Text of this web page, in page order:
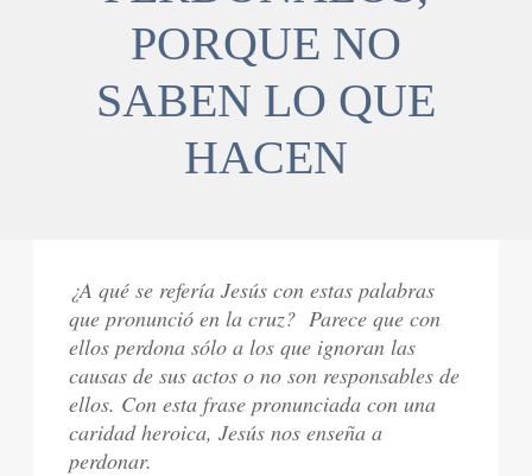
PORQUE NO
SABEN LO QUE
HACEN
¿A qué se refería Jesús con estas palabras
que pronunció en la cruz? Parece que con
ellos perdona sólo a los que ignoran las
causas de sus actos o no son responsables de
ellos. Con esta frase pronunciada con una
caridad heroica, Jesús nos enseña a
perdonar.